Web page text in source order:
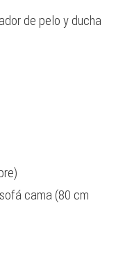
de pelo y ducha
cama (80 cm